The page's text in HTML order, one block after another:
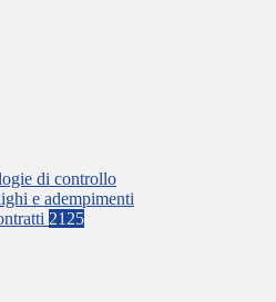
di controllo
e adempimenti
2125